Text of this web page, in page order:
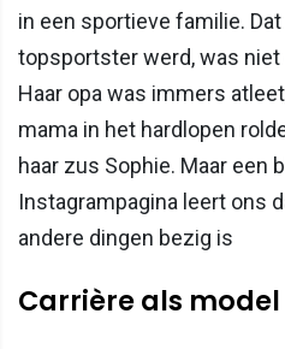
in een sportieve familie.
topsportster werd, was
Haar opa was immers
mama in het hardlopen
haar zus Sophie. Maar een
Instagrampagina leert ons
andere dingen bezig is
Carrière als model